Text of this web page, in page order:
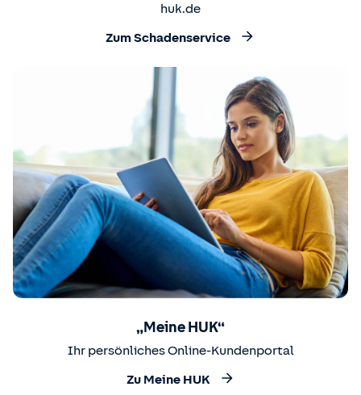
huk.de
Zum Schadenservice
„Meine HUK“
Ihr persönliches Online-Kundenportal
Zu Meine HUK